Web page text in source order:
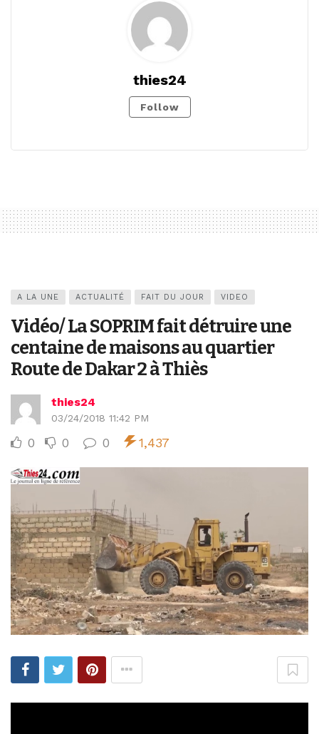
thies24
Follow
A LA UNE ACTUALITÉ FAIT DU JOUR VIDEO
Vidéo/ La SOPRIM fait détruire une
centaine de maisons au quartier
Route de Dakar 2 à Thiès
thies24
03/24/2018 11:42 PM
0 0 0 1,437